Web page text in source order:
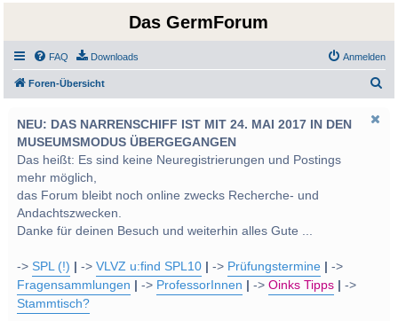
Das GermForum
FAQ Downloads Anmelden
Foren-Übersicht
NEU: DAS NARRENSCHIFF IST MIT 24. MAI 2017 IN DEN
MUSEUMSMODUS ÜBERGEGANGEN
Das heißt: Es sind keine Neuregistrierungen und Postings
mehr möglich,
das Forum bleibt noch online zwecks Recherche- und
Andachtszwecken.
Danke für deinen Besuch und weiterhin alles Gute ...
->SPL (!) ->VLVZ u:find SPL10 -> Prüfungstermine
->
Fragensammlungen
-> ProfessorInnen ->Oinks Tipps
->
Stammtisch?